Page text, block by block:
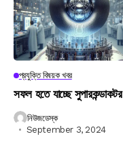
প্রযুক্তি বিষয়ক খবর
সফল হতে যাচ্ছে সুপারকন্ডাকটর
নিউজডেস্ক
September 3, 2024